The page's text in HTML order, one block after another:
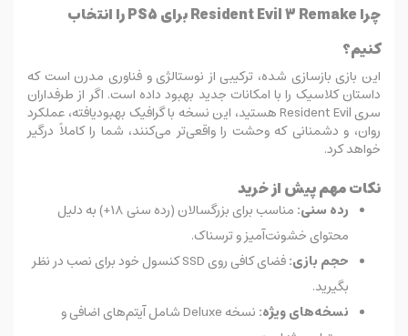
چرا Resident Evil 3 Remake برای PS5 را انتخاب
کنیم؟
این بازی بازسازی شده، ترکیبی از نوستالژی و فناوری مدرن است که
داستان کلاسیک را با امکانات جدید بهبود داده است. اگر از طرفداران
سری Resident Evil هستید، این نسخه با گرافیک بهبود‌یافته، عملکرد
روان، و دشمنانی که وحشت را واقعی‌تر می‌کنند، شما را کاملاً درگیر
خواهد کرد.
نکات مهم پیش از خرید
رده سنی:
مناسب برای بزرگسالان (رده سنی 18+) به دلیل
محتوای خشونت‌آمیز و ترسناک.
حجم بازی:
فضای کافی روی SSD کنسول خود برای نصب در نظر
بگیرید.
نسخه‌های ویژه:
نسخه Deluxe شامل آیتم‌های اضافی و